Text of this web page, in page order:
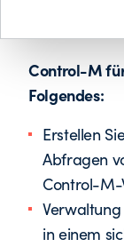
Control-M
Folgendes:
Erstellen
Abfragen
Control-M-
in einem